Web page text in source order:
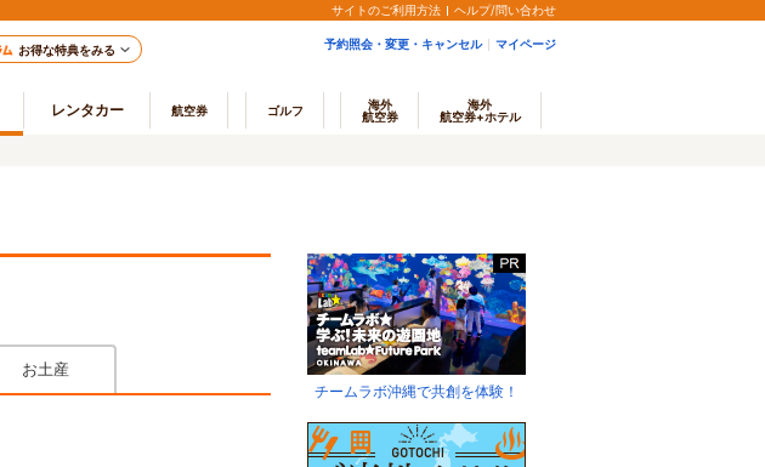
サイトのご利用方法 ヘルプ/問い合わせ
お得な特典をみる 予約照会・変更・キャンセル マイページ
レンタカー 航空券 ゴルフ
海外
航空券
海外
航空券+ホテル
お土産
チームラボ沖縄で共創を体験！